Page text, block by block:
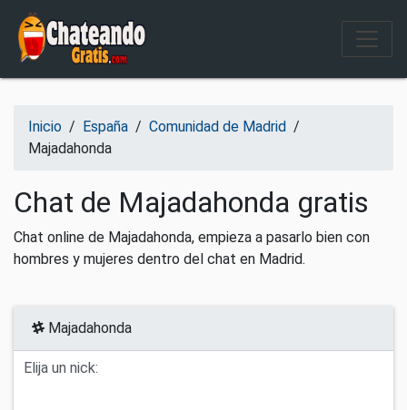
Salir del contenido
Inicio / España / Comunidad de Madrid /
Majadahonda
Chat de Majadahonda gratis
Chat online de Majadahonda, empieza a pasarlo bien con
hombres y mujeres dentro del chat en Madrid.
Majadahonda
Elija un nick: